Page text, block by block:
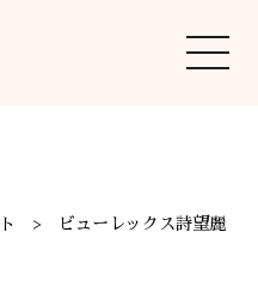
ビューレックス詩望麗